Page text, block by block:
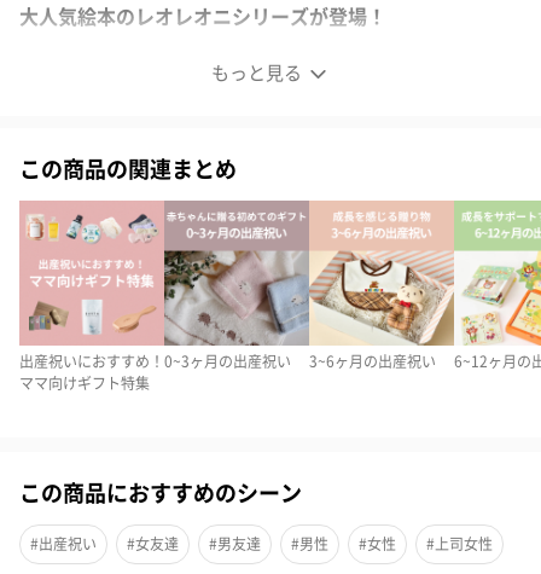
もっと見る
大人気絵本のレオレオニシリーズが登場！
この商品の関連まとめ
出産祝いにおすすめ！
ママ向けギフト特集
0~3ヶ月の出産祝い 3~6ヶ月の出産祝い 6~12ヶ月の
この商品におすすめのシーン
#出産祝い #女友達 #男友達 #男性 #女性 #上司女性